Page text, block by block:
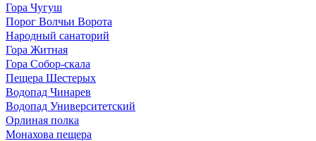
Гора Чугуш
Порог Волчьи Ворота
Народный санаторий
Гора Житная
Гора Собор-скала
Пещера Шестерых
Водопад Чинарев
Водопад Университетский
Орлиная полка
Монахова пещера